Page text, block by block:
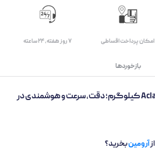
امکان پرداخت اقساطی ۷ روز ﻫﻔﺘﻪ، ۲۴ ﺳﺎﻋﺘﻪ
بازخوردها
⚖️ ترازوی فروشگاهی Aclas ۱۵/۳۰ کیلوگرم؛ دقت، سرعت و هوشمندی در
آرومینبخرید؟